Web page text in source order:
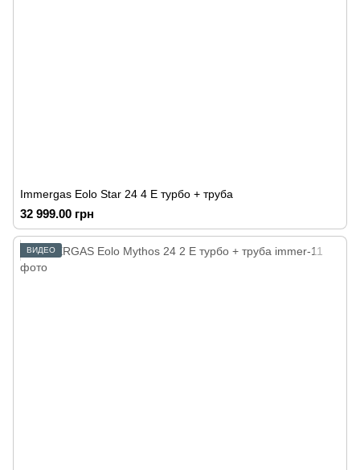
Immergas Eolo Star 24 4 E турбо + труба
32 999.00 грн
ВИДЕО